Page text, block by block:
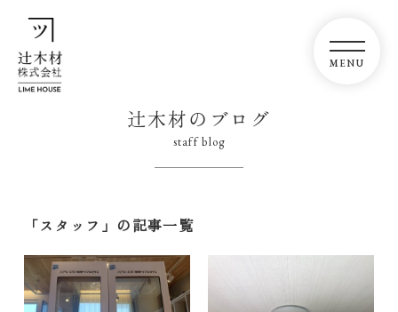
辻木材のブログ
staff blog
「スタッフ」の記事一覧